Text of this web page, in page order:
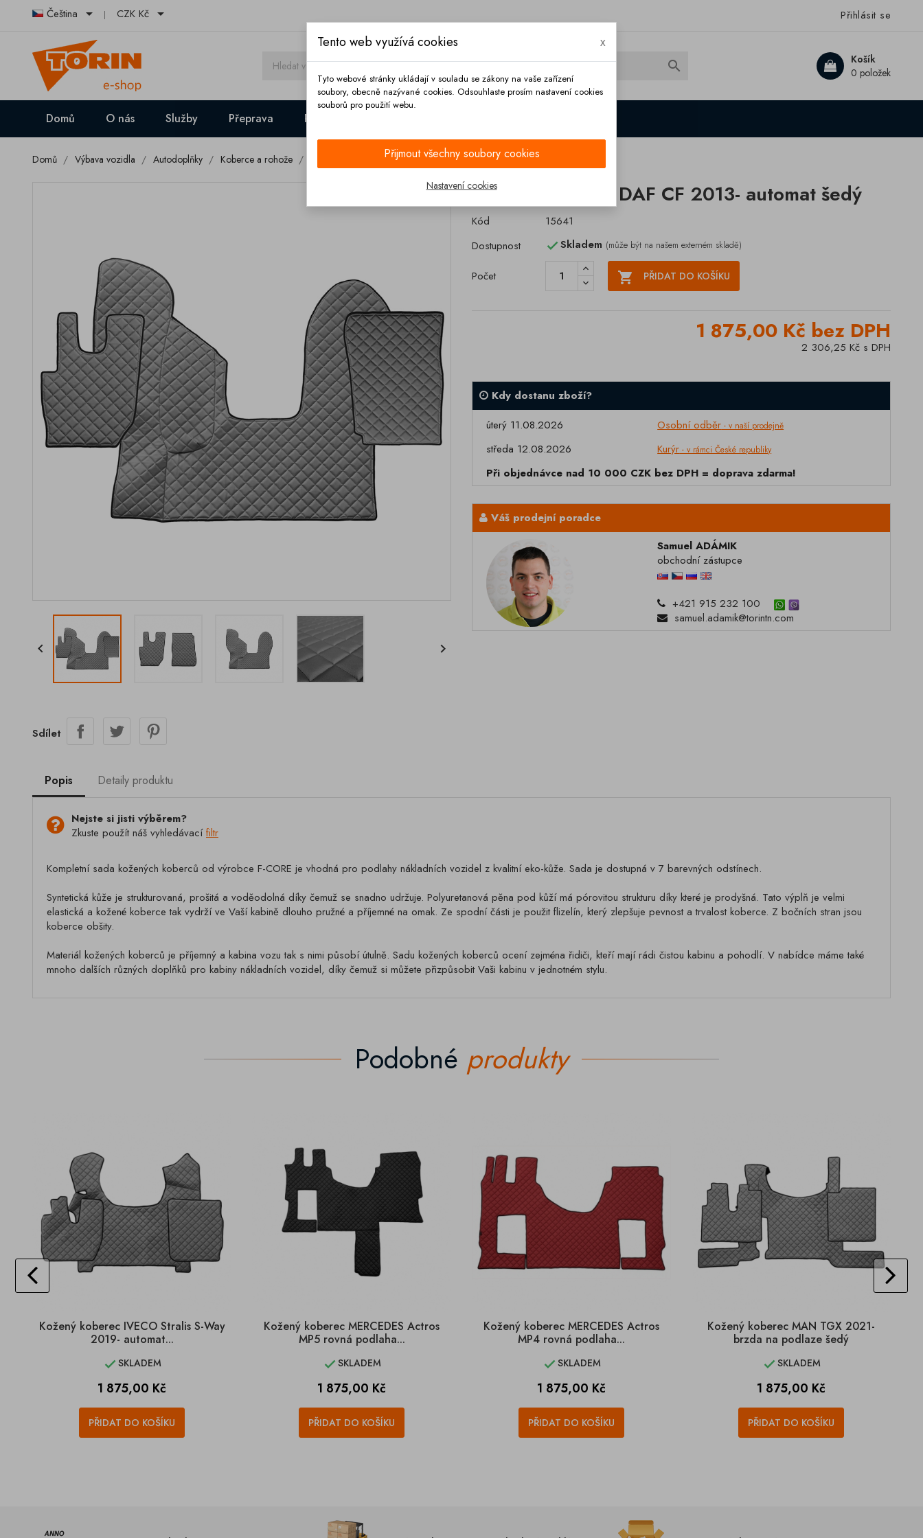
Čeština  CZK Kč  Přihlásit se
Košík
0 položek

Domů O nás Služby Přeprava Platba
Domů Výbava vozidla Autodoplňky Koberce a rohože Kožený koberec DAF CF 2013- automat šedý
 
Kožený koberec DAF CF 2013- automat šedý
Kód
15641
Dostupnost
Skladem (může být na našem externém skladě)
Počet  PŘIDAT DO KOŠÍKU
1 875,00 Kč bez DPH
2 306,25 Kč s DPH
Kdy dostanu zboží?
úterý 11.08.2026
Osobní odběr - v naší prodejně
středa 12.08.2026 Kurýr - v rámci České republiky
Při objednávce nad 10 000 CZK bez DPH = doprava zdarma!
Váš prodejní poradce
Samuel ADÁMIK
obchodní zástupce
+421 915 232 100
samuel.adamik@torintn.com
Sdílet
Popis Detaily produktu
Nejste si jisti výběrem?
Zkuste použít náš vyhledávacífiltr
Kompletní sada kožených koberců od výrobce F-CORE je vhodná pro podlahy nákladních vozidel z kvalitní eko-kůže. Sada je dostupná v 7 barevných odstínech.
Syntetická kůže je strukturovaná, prošitá a voděodolná díky čemuž se snadno udržuje. Polyuretanová pěna pod kůží má pórovitou strukturu díky které je prodyšná. Tato výplň je velmi
elastická a kožené koberce tak vydrží ve Vaší kabině dlouho pružné a příjemné na omak. Ze spodní části je použit flizelín, který zlepšuje pevnost a trvalost koberce. Z bočních stran jsou
koberce obšity.
Materiál kožených koberců je příjemný a kabina vozu tak s nimi působí útulně. Sadu kožených koberců ocení zejména řidiči, kteří mají rádi čistou kabinu a pohodlí. V nabídce máme také
mnoho dalších různých doplňků pro kabiny nákladních vozidel, díky čemuž si můžete přizpůsobit Vaši kabinu v jednotném stylu.
Podobné produkty
Kožený koberec IVECO Stralis S-Way
2019- automat...
SKLADEM
Cena
1 875,00 Kč
PŘIDAT DO KOŠÍKU
Kožený koberec MERCEDES Actros
MP5 rovná podlaha...
SKLADEM
Cena
1 875,00 Kč
PŘIDAT DO KOŠÍKU
Kožený koberec MERCEDES Actros
MP4 rovná podlaha...
SKLADEM
Cena
1 875,00 Kč
PŘIDAT DO KOŠÍKU
Kožený koberec MAN TGX 2021-
brzda na podlaze šedý
SKLADEM
Cena
1 875,00 Kč
PŘIDAT DO KOŠÍKU
Tento web využívá cookies x
Tyto webové stránky ukládají v souladu se zákony na vaše zařízení
soubory, obecně nazývané cookies. Odsouhlaste prosím nastavení cookies
souborů pro použití webu.
Přijmout všechny soubory cookies
Nastavení cookies